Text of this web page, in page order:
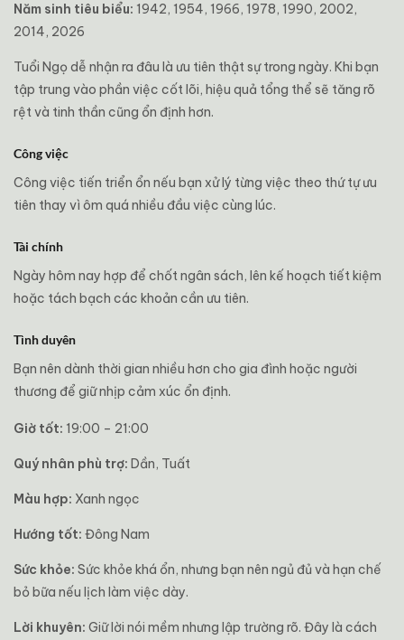
Năm sinh tiêu biểu: 1942, 1954, 1966, 1978, 1990, 2002,
2014, 2026
Tuổi Ngọ dễ nhận ra đâu là ưu tiên thật sự trong ngày. Khi bạn
tập trung vào phần việc cốt lõi, hiệu quả tổng thể sẽ tăng rõ
rệt và tinh thần cũng ổn định hơn.
Công việc
Công việc tiến triển ổn nếu bạn xử lý từng việc theo thứ tự ưu
tiên thay vì ôm quá nhiều đầu việc cùng lúc.
Tài chính
Ngày hôm nay hợp để chốt ngân sách, lên kế hoạch tiết kiệm
hoặc tách bạch các khoản cần ưu tiên.
Tình duyên
Bạn nên dành thời gian nhiều hơn cho gia đình hoặc người
thương để giữ nhịp cảm xúc ổn định.
Giờ tốt: 19:00 – 21:00
Quý nhân phù trợ: Dần, Tuất
Màu hợp: Xanh ngọc
Hướng tốt: Đông Nam
Sức khỏe: Sức khỏe khá ổn, nhưng bạn nên ngủ đủ và hạn chế
bỏ bữa nếu lịch làm việc dày.
Lời khuyên: Giữ lời nói mềm nhưng lập trường rõ. Đây là cách